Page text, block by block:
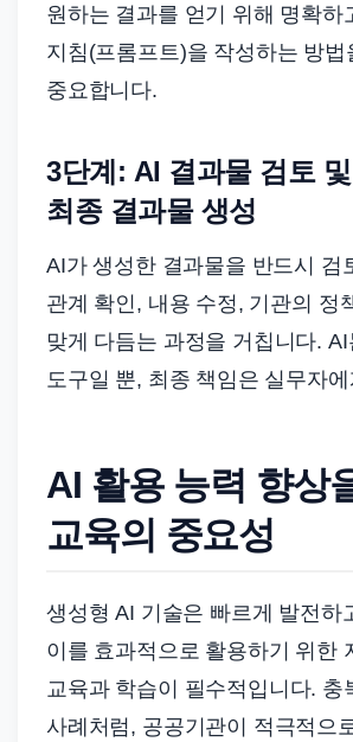
원하는 결과를 얻기 위해 명확하
지침(프롬프트)을 작성하는 방법
중요합니다.
3단계: AI 결과물 검토
최종 결과물 생성
AI가 생성한 결과물을 반드시 검
관계 확인, 내용 수정, 기관의 정
맞게 다듬는 과정을 거칩니다. AI
도구일 뿐, 최종 책임은 실무자
AI 활용 능력 향상
교육의 중요성
생성형 AI 기술은 빠르게 발전하
이를 효과적으로 활용하기 위한
교육과 학습이 필수적입니다. 충
사례처럼, 공공기관이 적극적으